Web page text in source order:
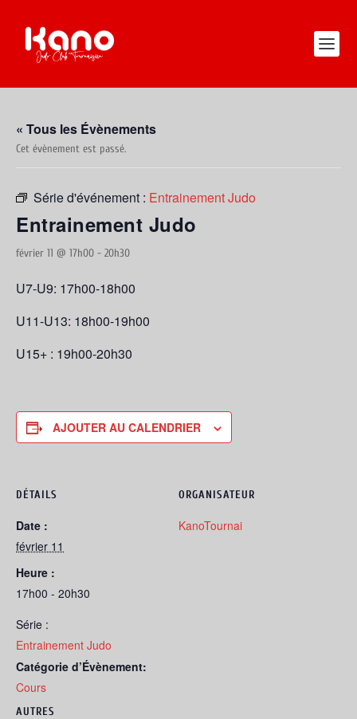
« Tous les Évènements
Cet évènement est passé.
Série d'événement : Entrainement Judo
Entrainement Judo
février 11 @ 17h00 - 20h30
U7-U9: 17h00-18h00
U11-U13: 18h00-19h00
U15+ : 19h00-20h30
AJOUTER AU CALENDRIER
DÉTAILS
Date :
février 11
Heure :
17h00 - 20h30
Série :
Entrainement Judo
Catégorie d’Évènement:
Cours
ORGANISATEUR
KanoTournai
AUTRES